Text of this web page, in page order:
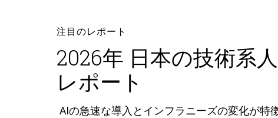
注目のレポート
2026年 日本の技術系
レポート
AIの急速な導入とインフラニーズの変化が特